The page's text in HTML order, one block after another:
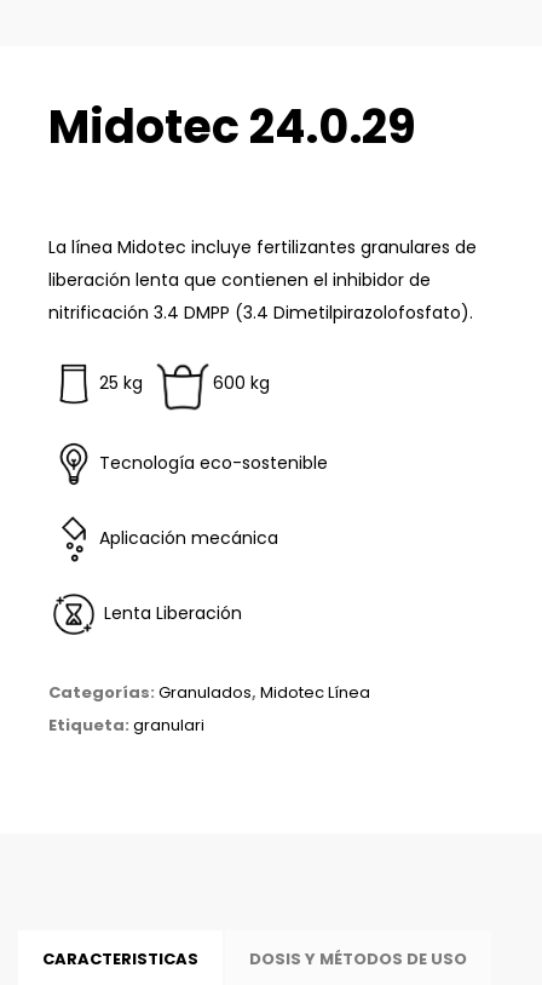
Midotec 24.0.29
La línea Midotec incluye fertilizantes granulares de
liberación lenta que contienen el inhibidor de
nitrificación 3.4 DMPP (3.4 Dimetilpirazolofosfato).
25 kg 600 kg
Tecnología eco-sostenible
Aplicación mecánica
Lenta Liberación
Categorías: Granulados, Midotec Línea
Etiqueta: granulari
CARACTERISTICAS DOSIS Y MÉTODOS DE USO